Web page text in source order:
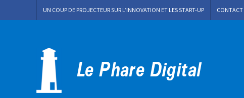
UN COUP DE PROJECTEUR SUR L’INNOVATION ET LES START-UP CONTACT